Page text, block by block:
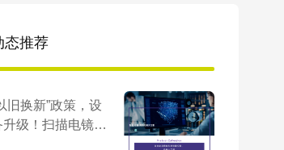
态推荐
旧换新”政策，设
升级！扫描电镜、